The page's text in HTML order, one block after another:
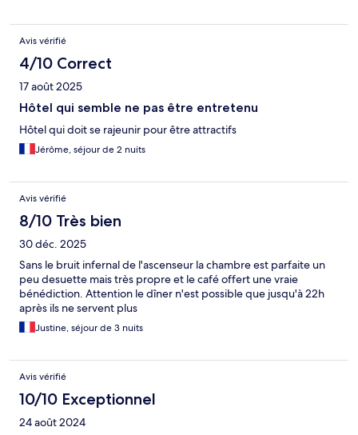
Avis vérifié
4/10 Correct
17 août 2025
Hôtel qui semble ne pas être entretenu
Hôtel qui doit se rajeunir pour être attractifs
Jérôme, séjour de 2 nuits
Avis vérifié
8/10 Très bien
30 déc. 2025
Sans le bruit infernal de l'ascenseur la chambre est parfaite un
peu desuette mais très propre et le café offert une vraie
bénédiction. Attention le dîner n'est possible que jusqu'à 22h
après ils ne servent plus
Justine, séjour de 3 nuits
Avis vérifié
10/10 Exceptionnel
24 août 2024